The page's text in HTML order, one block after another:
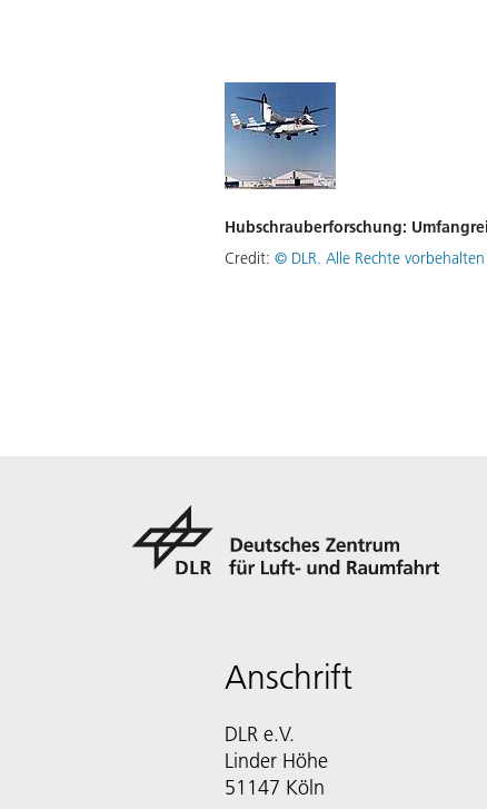
Hubschrauberforschung:
Credit: © DLR. Alle Rechte vorbehalten
Anschrift
DLR e.V.
Linder Höhe
51147 Köln